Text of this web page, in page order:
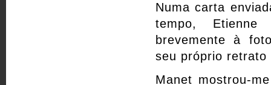
Numa carta
tempo,
brevemente à
seu próprio retrato
Manet mostrou-